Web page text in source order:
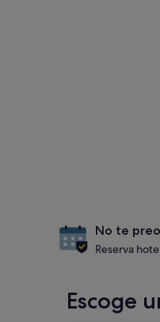
No te
Reserva
Escoge